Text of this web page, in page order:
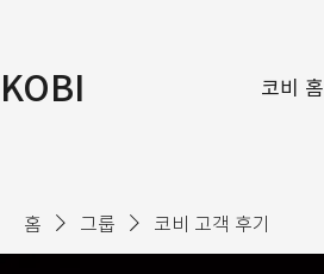
KOBI 코비 홈
홈 그룹 코비 고객 후기